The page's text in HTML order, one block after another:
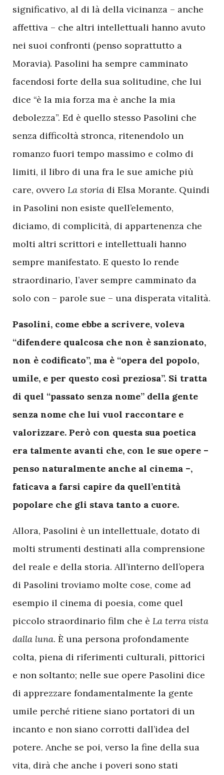
significativo, al di là della vicinanza – anche
affettiva – che altri intellettuali hanno avuto
nei suoi confronti (penso soprattutto a
Moravia). Pasolini ha sempre camminato
facendosi forte della sua solitudine, che lui
dice “è la mia forza ma è anche la mia
debolezza”. Ed è quello stesso Pasolini che
senza difficoltà stronca, ritenendolo un
romanzo fuori tempo massimo e colmo di
limiti, il libro di una fra le sue amiche più
care, ovvero La storia di Elsa Morante. Quindi
in Pasolini non esiste quell’elemento,
diciamo, di complicità, di appartenenza che
molti altri scrittori e intellettuali hanno
sempre manifestato. E questo lo rende
straordinario, l’aver sempre camminato da
solo con – parole sue – una disperata vitalità.
Pasolini, come ebbe a scrivere, voleva
“difendere qualcosa che non è sanzionato,
non è codificato”, ma è “opera del popolo,
umile, e per questo così preziosa”. Si tratta
di quel “passato senza nome” della gente
senza nome che lui vuol raccontare e
valorizzare. Però con questa sua poetica
era talmente avanti che, con le sue opere –
penso naturalmente anche al cinema –,
faticava a farsi capire da quell’entità
popolare che gli stava tanto a cuore.
Allora, Pasolini è un intellettuale, dotato di
molti strumenti destinati alla comprensione
del reale e della storia. All’interno dell’opera
di Pasolini troviamo molte cose, come ad
esempio il cinema di poesia, come quel
piccolo straordinario film che è La terra vista
dalla luna. È una persona profondamente
colta, piena di riferimenti culturali, pittorici
e non soltanto; nelle sue opere Pasolini dice
di apprezzare fondamentalmente la gente
umile perché ritiene siano portatori di un
incanto e non siano corrotti dall’idea del
potere. Anche se poi, verso la fine della sua
vita, dirà che anche i poveri sono stati